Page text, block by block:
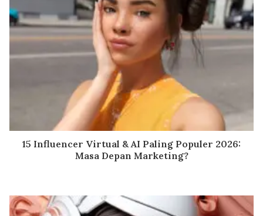
15 Influencer Virtual & AI Paling Populer 2026:
Masa Depan Marketing?